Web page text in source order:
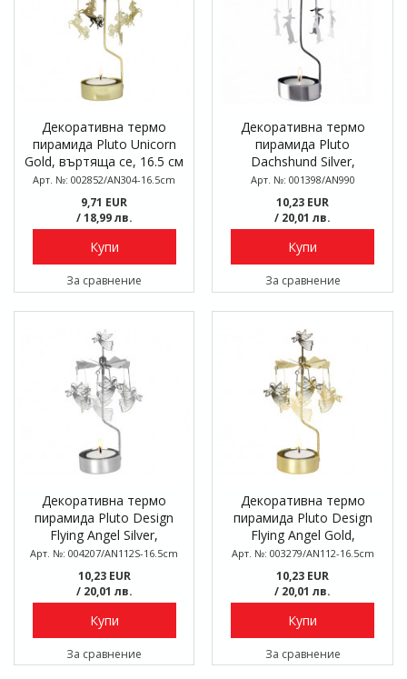
Декоративна термо
пирамида Pluto Unicorn
Gold, въртяща се, 16.5 см
Арт. №: 002852/AN304-16.5cm
9,71 EUR
/ 18,99 лв.
Купи
За сравнение
Декоративна термо
пирамида Pluto
Dachshund Silver,
въртяща се, 16.5 см
Арт. №: 001398/AN990
10,23 EUR
/ 20,01 лв.
Купи
За сравнение
Декоративна термо
пирамида Pluto Design
Flying Angel Silver,
въртяща се, 16.5 см
Арт. №: 004207/AN112S-16.5cm
10,23 EUR
/ 20,01 лв.
Купи
За сравнение
Декоративна термо
пирамида Pluto Design
Flying Angel Gold,
въртяща се, 16.5 см
Арт. №: 003279/AN112-16.5cm
10,23 EUR
/ 20,01 лв.
Купи
За сравнение